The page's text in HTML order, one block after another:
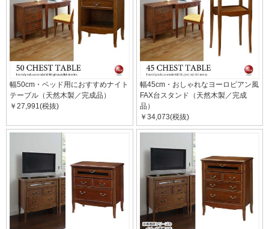
幅50cm・ベッド用におすすめナイト
テーブル（天然木製／完成品）
￥27,991(税抜)
幅45cm・おしゃれなヨーロピアン風
FAX台スタンド（天然木製／完成
品）
￥34,073(税抜)